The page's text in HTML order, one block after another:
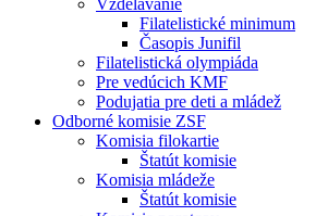
Vzdelávanie
Filatelistické minimum
Časopis Junifil
Filatelistická olympiáda
Pre vedúcich KMF
Podujatia pre deti a mládež
Odborné komisie ZSF
Komisia filokartie
Štatút komisie
Komisia mládeže
Štatút komisie